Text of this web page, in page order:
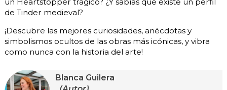
de Tinder medieval?
¡Descubre las mejores curiosidades, anécdotas y
simbolismos ocultos de las obras más icónicas, y vibra
como nunca con la historia del arte!
Blanca Guilera